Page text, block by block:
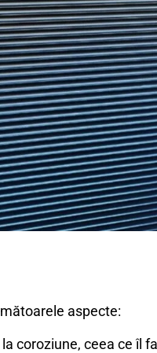
aspecte:
coroziune, ceea ce îl